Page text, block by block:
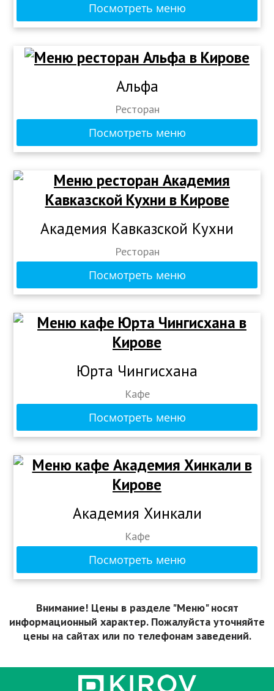
Посмотреть меню
Альфа
Ресторан
Посмотреть меню
Академия Кавказской Кухни
Ресторан
Посмотреть меню
Юрта Чингисхана
Кафе
Посмотреть меню
Академия Хинкали
Кафе
Посмотреть меню
Внимание! Цены в разделе "Меню" носят
информационный характер. Пожалуйста уточняйте
цены на сайтах или по телефонам заведений.